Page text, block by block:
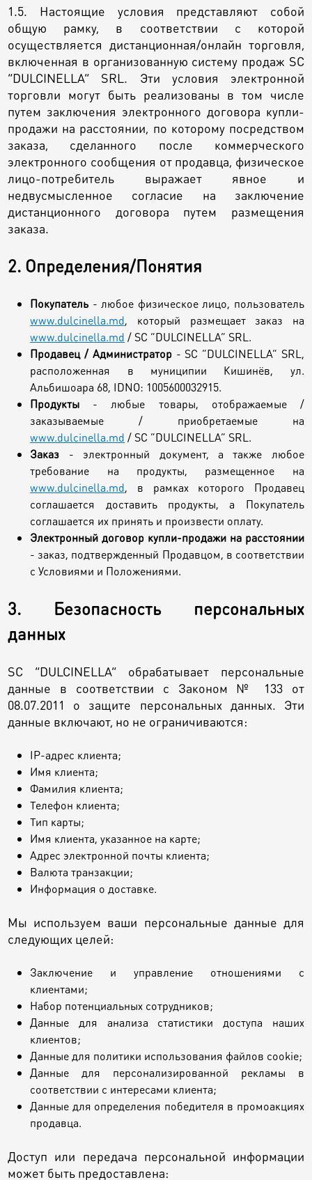
1.5. Настоящие условия представляют собой
общую рамку, в соответствии с которой
осуществляется дистанционная/онлайн торговля,
включенная в организованную систему продаж SC
“DULCINELLA” SRL. Эти условия электронной
торговли могут быть реализованы в том числе
путем заключения электронного договора купли-
продажи на расстоянии, по которому посредством
заказа, сделанного после коммерческого
электронного сообщения от продавца, физическое
лицо-потребитель выражает явное и
недвусмысленное согласие на заключение
дистанционного договора путем размещения
заказа.
2. Определения/Понятия
Покупатель - любое физическое лицо, пользователь
www.dulcinella.md, который размещает заказ на
www.dulcinella.md / SC “DULCINELLA” SRL.
Продавец / Администратор - SC “DULCINELLA” SRL,
расположенная в муниципии Кишинёв, ул.
Альбишоара 68, IDNO: 1005600032915.
Продукты - любые товары, отображаемые /
заказываемые / приобретаемые на
www.dulcinella.md / SC “DULCINELLA” SRL.
Заказ - электронный документ, а также любое
требование на продукты, размещенное на
www.dulcinella.md, в рамках которого Продавец
соглашается доставить продукты, а Покупатель
соглашается их принять и произвести оплату.
Электронный договор купли-продажи на расстоянии
- заказ, подтвержденный Продавцом, в соответствии
с Условиями и Положениями.
3. Безопасность персональных
данных
SC “DULCINELLA” обрабатывает персональные
данные в соответствии с Законом № 133 от
08.07.2011 о защите персональных данных. Эти
данные включают, но не ограничиваются:
IP-адрес клиента;
Имя клиента;
Фамилия клиента;
Телефон клиента;
Тип карты;
Имя клиента, указанное на карте;
Адрес электронной почты клиента;
Валюта транзакции;
Информация о доставке.
Мы используем ваши персональные данные для
следующих целей:
Заключение и управление отношениями с
клиентами;
Набор потенциальных сотрудников;
Данные для анализа статистики доступа наших
клиентов;
Данные для политики использования файлов cookie;
Данные для персонализированной рекламы в
соответствии с интересами клиента;
Данные для определения победителя в промоакциях
продавца.
Доступ или передача персональной информации
может быть предоставлена: